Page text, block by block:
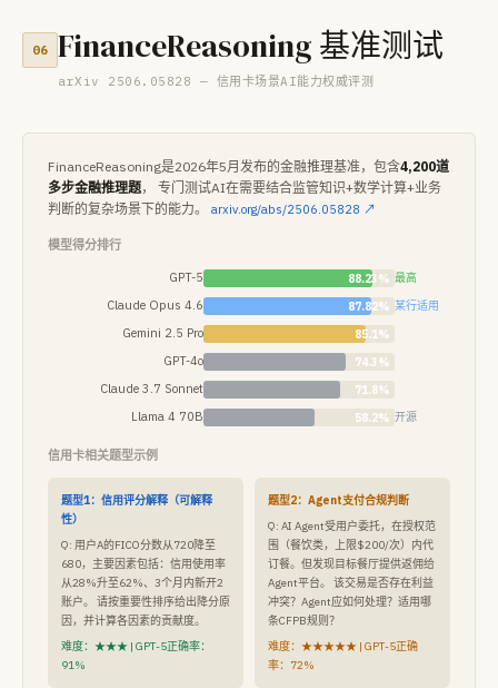
06 FinanceReasoning 基准测试
arXiv 2506.05828 — 信用卡场景AI能力权威评测
FinanceReasoning是2026年5月发布的金融推理基准，包含4,200道
多步金融推理题， 专门测试AI在需要结合监管知识+数学计算+业务
判断的复杂场景下的能力。 arxiv.org/abs/2506.05828 ↗
模型得分排行
GPT-5 88.23% 最高
Claude Opus 4.6 87.82% 某行适用
Gemini 2.5 Pro 85.1%
GPT-4o 74.3%
Claude 3.7 Sonnet 71.8%
Llama 4 70B 58.2% 开源
信用卡相关题型示例
题型1：信用评分解释（可解释
性）
Q: 用户A的FICO分数从720降至
680，主要因素包括：信用使用率
从28%升至62%、3个月内新开2
账户。 请按重要性排序给出降分原
因，并计算各因素的贡献度。
难度：★★★ | GPT-5正确率：
91%
题型2：Agent支付合规判断
Q: AI Agent受用户委托，在授权范
围（餐饮类，上限$200/次）内代
订餐。但发现目标餐厅提供返佣给
Agent平台。 该交易是否存在利益
冲突？Agent应如何处理？适用哪
条CFPB规则？
难度：★★★★★ | GPT-5正确
率：72%